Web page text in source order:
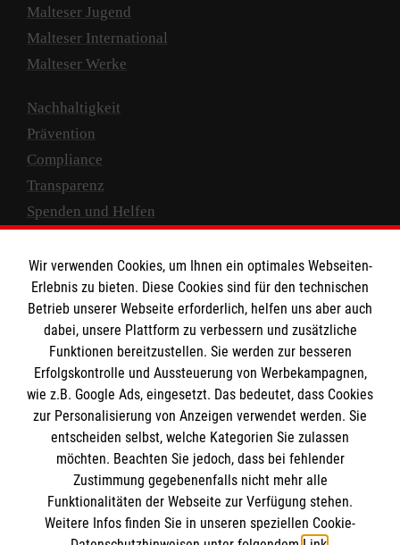
Malteser Jugend
Malteser International
Malteser Werke
Nachhaltigkeit
Prävention
Compliance
Transparenz
Spenden und Helfen
Empfänger: Malteser Hilfsdienst e.V.
IBAN: DE10 3706 0120 1201 2000 12
BIC: GENODED 1PA7
Newsletter abonnieren
Wir verwenden Cookies, um Ihnen ein optimales Webseiten-
Erlebnis zu bieten. Diese Cookies sind für den technischen
Betrieb unserer Webseite erforderlich, helfen uns aber auch
dabei, unsere Plattform zu verbessern und zusätzliche
Funktionen bereitzustellen. Sie werden zur besseren
Erfolgskontrolle und Aussteuerung von Werbekampagnen,
wie z.B. Google Ads, eingesetzt. Das bedeutet, dass Cookies
zur Personalisierung von Anzeigen verwendet werden. Sie
entscheiden selbst, welche Kategorien Sie zulassen
möchten. Beachten Sie jedoch, dass bei fehlender
Zustimmung gegebenenfalls nicht mehr alle
Funktionalitäten der Webseite zur Verfügung stehen.
Weitere Infos finden Sie in unseren speziellen Cookie-